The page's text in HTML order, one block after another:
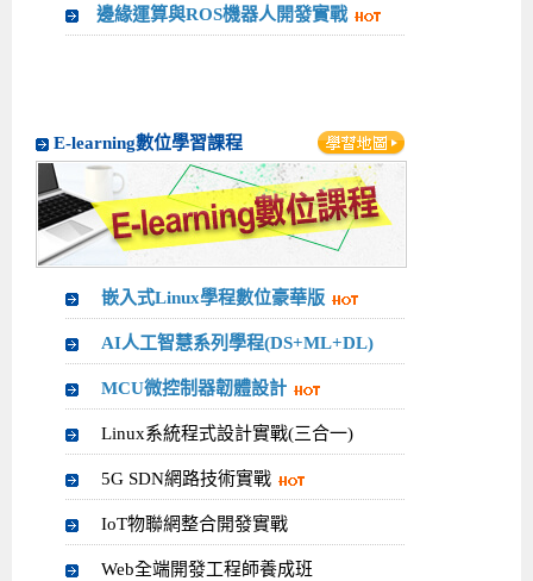
邊緣運算與ROS機器人開發實戰
E-learning數位學習課程
嵌入式Linux學程數位豪華版
AI人工智慧系列學程(DS+ML+DL)
MCU微控制器韌體設計
Linux系統程式設計實戰(三合一)
5G SDN網路技術實戰
IoT物聯網整合開發實戰
Web全端開發工程師養成班